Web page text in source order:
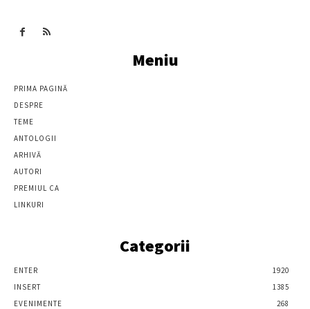
Meniu
PRIMA PAGINĂ
DESPRE
TEME
ANTOLOGII
ARHIVĂ
AUTORI
PREMIUL CA
LINKURI
Categorii
ENTER
1920
INSERT
1385
EVENIMENTE
268